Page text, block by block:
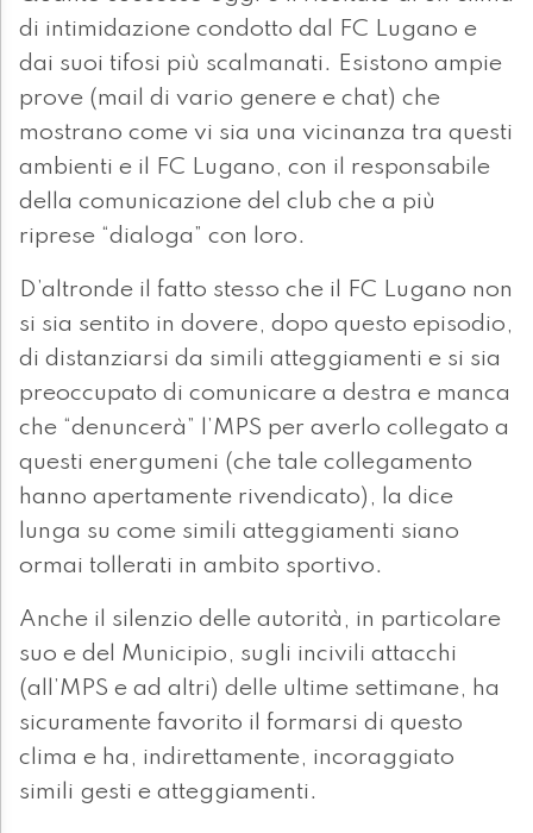
di intimidazione condotto dal FC Lugano e
dai suoi tifosi più scalmanati. Esistono ampie
prove (mail di vario genere e chat) che
mostrano come vi sia una vicinanza tra questi
ambienti e il FC Lugano, con il responsabile
della comunicazione del club che a più
riprese “dialoga” con loro.
D’altronde il fatto stesso che il FC Lugano non
si sia sentito in dovere, dopo questo episodio,
di distanziarsi da simili atteggiamenti e si sia
preoccupato di comunicare a destra e manca
che “denuncerà” l’MPS per averlo collegato a
questi energumeni (che tale collegamento
hanno apertamente rivendicato), la dice
lunga su come simili atteggiamenti siano
ormai tollerati in ambito sportivo.
Anche il silenzio delle autorità, in particolare
suo e del Municipio, sugli incivili attacchi
(all’MPS e ad altri) delle ultime settimane, ha
sicuramente favorito il formarsi di questo
clima e ha, indirettamente, incoraggiato
simili gesti e atteggiamenti.